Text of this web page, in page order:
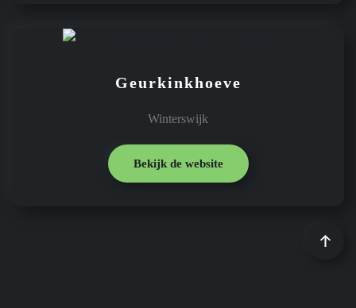
Geurkinkhoeve
Winterswijk
Bekijk de website